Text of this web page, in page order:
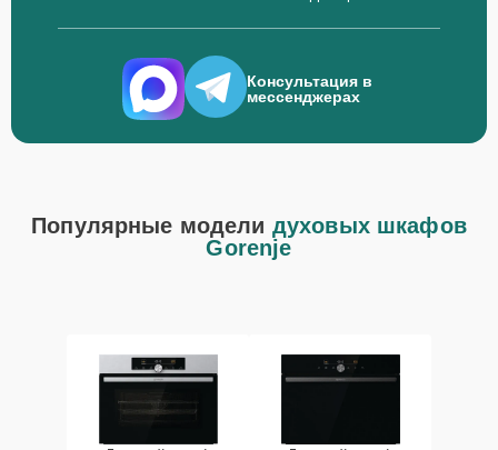
Консультация в
мессенджерах
Популярные модели духовых шкафов
Gorenje